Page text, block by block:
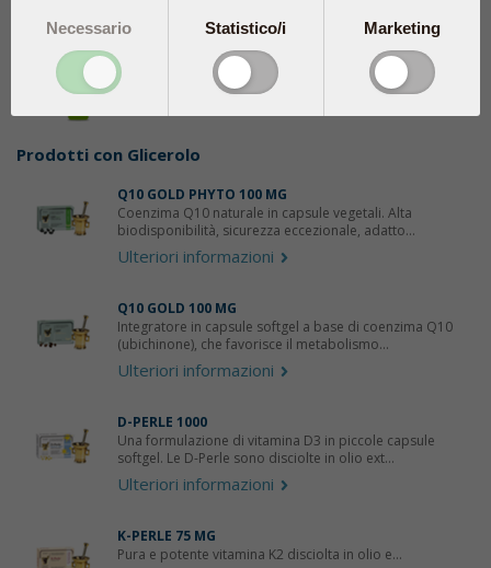
Glicerina
Share
Prodotti con Glicerolo
Q10 GOLD PHYTO 100 MG
Coenzima Q10 naturale in capsule vegetali. Alta
biodisponibilità, sicurezza eccezionale, adatto...
Ulteriori informazioni
Q10 GOLD 100 MG
Integratore in capsule softgel a base di coenzima Q10
(ubichinone), che favorisce il metabolismo...
Ulteriori informazioni
D-PERLE 1000
Una formulazione di vitamina D3 in piccole capsule
softgel. Le D-Perle sono disciolte in olio ext...
Ulteriori informazioni
K-PERLE 75 ΜG
Pura e potente vitamina K2 disciolta in olio e...
Necessario Statistico/i Marketing